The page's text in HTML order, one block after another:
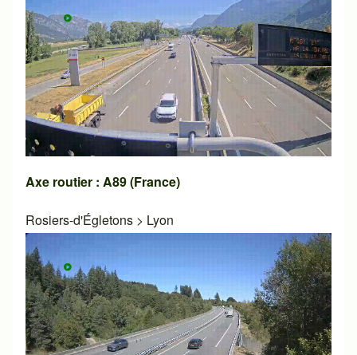
Axe routier : A89 (France)
Rosiers-d'Égletons > Lyon